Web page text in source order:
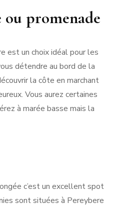
ou promenade
est un choix idéal pour les
détendre au bord de la
la côte en marchant
Vous aurez certaines
à marée basse mais la
c’est un excellent spot
sont situées à Pereybere